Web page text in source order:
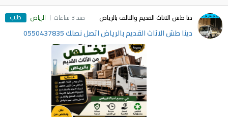
دنا طش الاثاث القديم والتالف بالرياض منذ 3 ساعات الرياض طلب
دينا طش الاثاث القديم بالرياض اتصل نصلك 0550437835